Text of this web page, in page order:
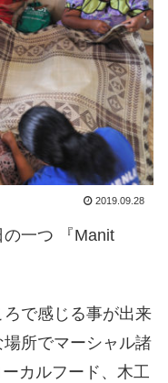
2019.09.28
一つ 『Manit
で感じる事が出来
所でマーシャル諸
カルフード、木工